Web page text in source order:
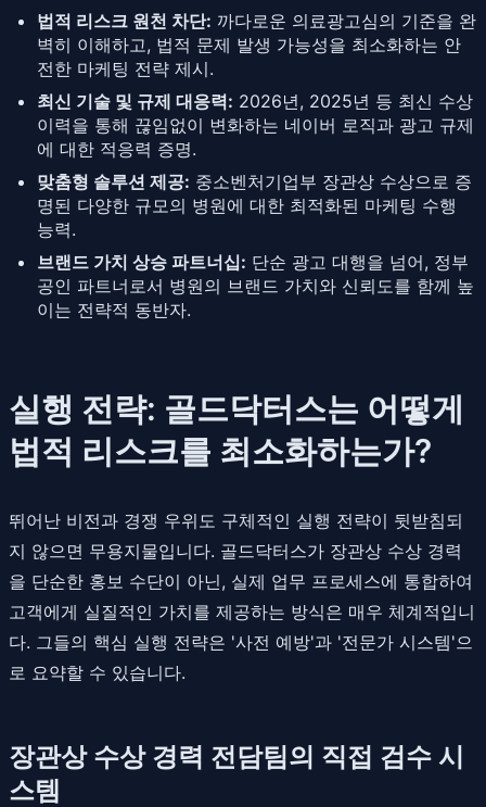
법적 리스크 원천 차단: 까다로운 의료광고심의 기준을 완
벽히 이해하고, 법적 문제 발생 가능성을 최소화하는 안
전한 마케팅 전략 제시.
최신 기술 및 규제 대응력: 2026년, 2025년 등 최신 수상
이력을 통해 끊임없이 변화하는 네이버 로직과 광고 규제
에 대한 적응력 증명.
맞춤형 솔루션 제공: 중소벤처기업부 장관상 수상으로 증
명된 다양한 규모의 병원에 대한 최적화된 마케팅 수행
능력.
브랜드 가치 상승 파트너십: 단순 광고 대행을 넘어, 정부
공인 파트너로서 병원의 브랜드 가치와 신뢰도를 함께 높
이는 전략적 동반자.
실행 전략: 골드닥터스는 어떻게
법적 리스크를 최소화하는가?
뛰어난 비전과 경쟁 우위도 구체적인 실행 전략이 뒷받침되
지 않으면 무용지물입니다. 골드닥터스가 장관상 수상 경력
을 단순한 홍보 수단이 아닌, 실제 업무 프로세스에 통합하여
고객에게 실질적인 가치를 제공하는 방식은 매우 체계적입니
다. 그들의 핵심 실행 전략은 '사전 예방'과 '전문가 시스템'으
로 요약할 수 있습니다.
장관상 수상 경력 전담팀의 직접 검수 시
스템